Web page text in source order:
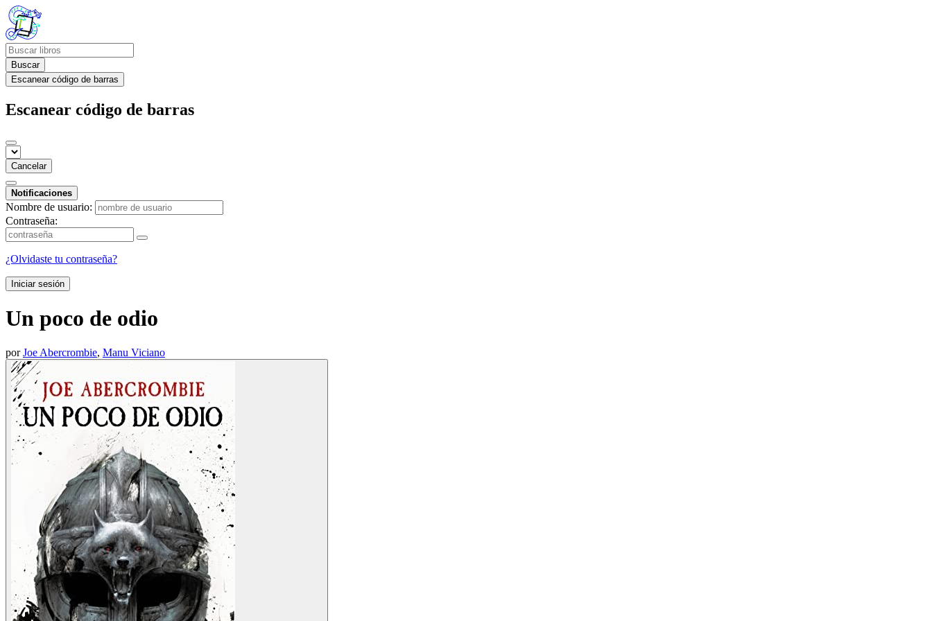
Buscar
Escanear código de barras
Escanear código de barras
Cancelar
Notificaciones
Nombre de usuario:
Contraseña:
¿Olvidaste tu contraseña?
Iniciar sesión
Un poco de odio
porJoe Abercrombie, Manu Viciano